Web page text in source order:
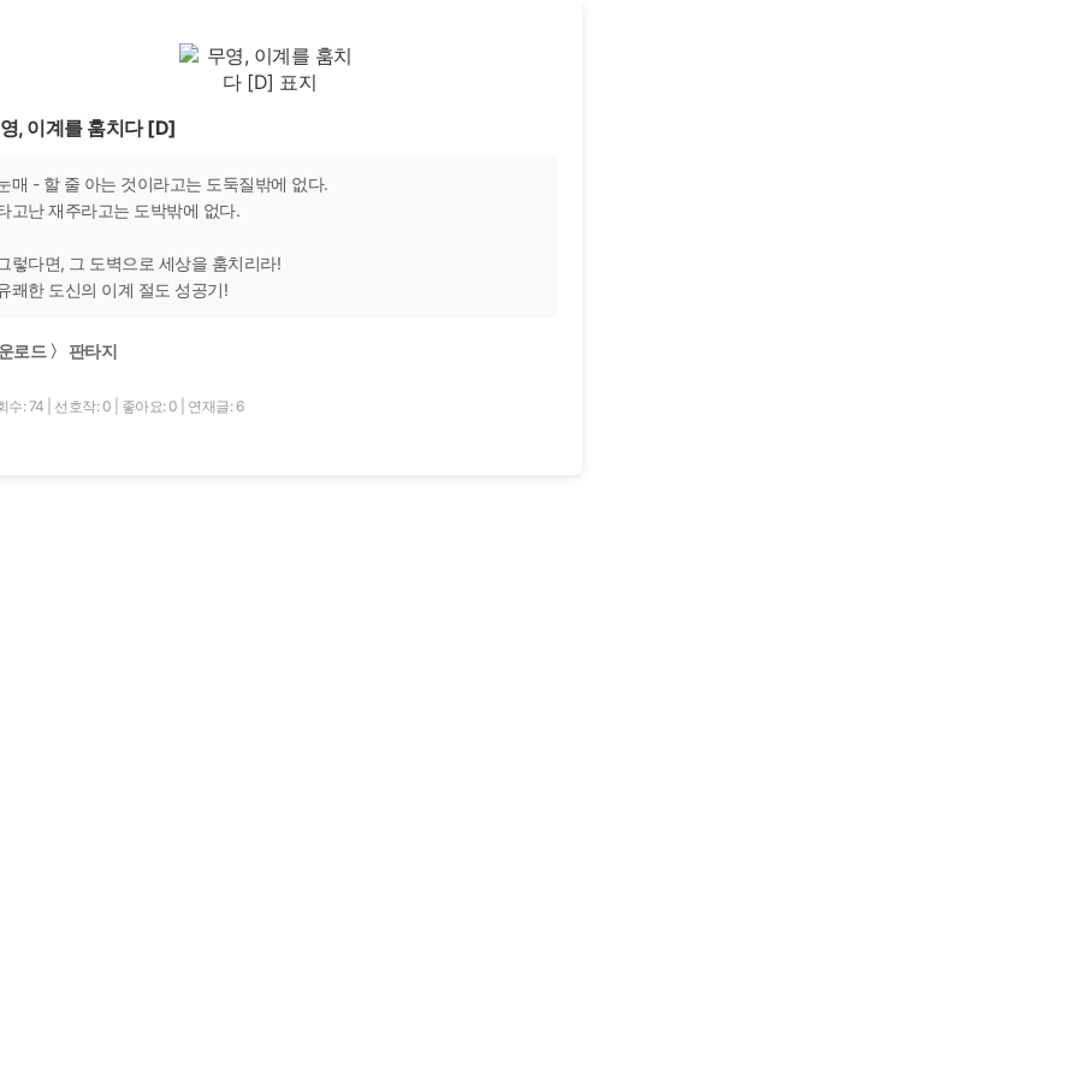
, 이계를 훔치다 [D]
매 - 할 줄 아는 것이라고는 도둑질밖에 없다.
고난 재주라고는 도박밖에 없다.
렇다면, 그 도벽으로 세상을 훔치리라!
쾌한 도신의 이계 절도 성공기!
로드 〉 판타지
수: 74 선호작: 0 좋아요: 0 연재글: 6